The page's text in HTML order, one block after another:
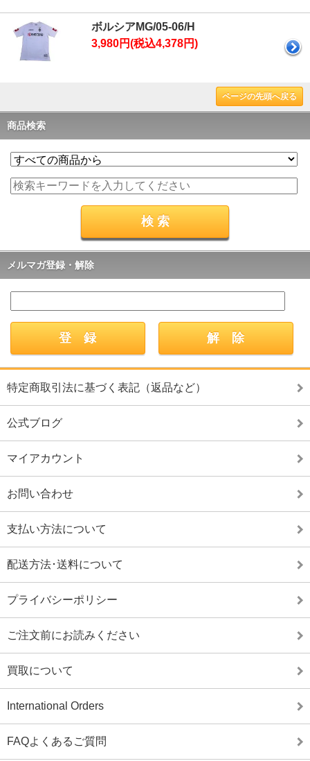
ボルシアMG/05-06/H
3,980円(税込4,378円)
ページの先頭へ戻る
商品検索
メルマガ登録・解除
特定商取引法に基づく表記（返品など）
公式ブログ
マイアカウント
お問い合わせ
支払い方法について
配送方法･送料について
プライバシーポリシー
ご注文前にお読みください
買取について
International Orders
FAQよくあるご質問